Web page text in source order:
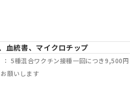
血統書、マイクロチップ
： 5種混合ワクチン接種一回につき9,500円
願いします